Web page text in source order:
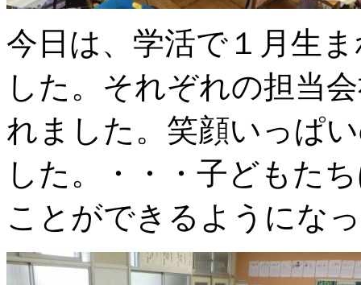
今日は、学活で１月生
した。それぞれの担当
れました。笑顔いっぱ
した。・・・子どもた
ことができるようにな